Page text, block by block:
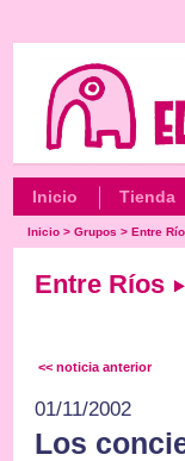
Inicio Tienda
Inicio >Grupos >Entre
Entre Ríos
<< noticia anterior
01/11/2002
Los